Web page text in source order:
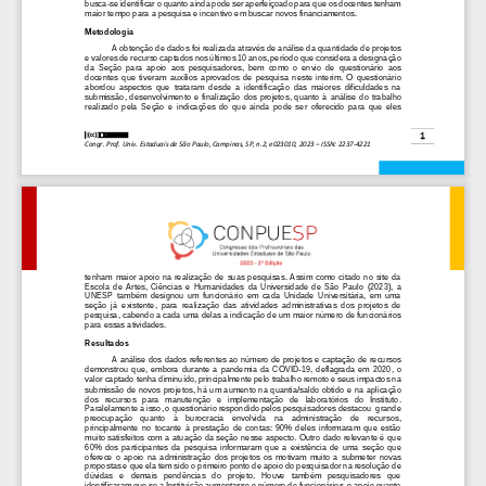
Congr. Prof. Univ. Estaduais de São Paulo, Campinas, SP, n.2, e023010, 2023 –ISSN: 2237-4221
1
busca-se identificar o quanto ainda pode ser aperfeiçoado para que os docentes tenham
maior tempo para a pesquisa e incentivo em buscar novos financiamentos.
Metodologia
A obtenção de dados foi realizada através de análise da quantidade de projetos
e valores de recurso captados nos últimos 10 anos, período que considera a designação
da  Seção  para apoio  aos  pesquisadores,  bem  como  o  envio  de  questionário  aos
docentes  que  tiveram  auxílios  aprovados  de  pesquisa neste  interim.  O  questionário
abordou  aspectos  que  trataram  desde  a  identificação  das  maiores  dificuldades  na
submissão,  desenvolvimento  e finalização  dos  projetos,  quanto  à  análise  do  trabalho
realizado  pela  Seção  e  indicações  do  que  ainda  pode  ser  oferecido para  que  eles
tenham  maior  apoio  na  realização  de  suas  pesquisas.  Assim  como  citado  no  site  da
Escola  de  Artes,  Ciências  e  Humanidades  da  Universidade  de  São  Paulo  (2023),  a
UNESP  também  designou  um  funcionário  em  cada  Unidade  Universitária,  em  uma
seção  já  existente,  para  realização  das  atividades  administrativas  dos  projetos  de
pesquisa, cabendo a cada uma delas a indicação de um maior número de funcionários
para essas atividades.
Resultados
A análise dos dados referentes ao número de projetos e captação de recursos
demonstrou  que,  embora  durante  a  pandemia  da  COVID-19, deflagrada  em  2020,  o
valor captado tenha diminuído, principalmente pelo trabalho remoto e seus impactos na
submissão de novos projetos, há um aumento na quantia/saldo obtido e na aplicação
dos   recursos   para   manutenção   e   implementação   de   laboratórios   do   Instituto.
Paralelamente a isso, o questionário respondido pelos pesquisadores destacou  grande
preocupação   quanto   à    burocracia    envolvida    na    administração   de    recursos,
principalmente  no  tocante  à  prestação  de  contas:  90%  deles  informaram  que  estão
muito satisfeitos com a atuação da seção nesse aspecto. Outro dado relevante é que
60%  dos  participantes  da  pesquisa  informaram  que  a  existência  de  uma  seção  que
oferece  o  apoio  na  administração  dos  projetos  os  motivam  muito  a  submeter  novas
propostas e que ela tem sido o primeiro ponto de apoio do pesquisador na resolução de
dúvidas   e   demais   pendências   do   projeto.   Houve   também   pesquisadores   que